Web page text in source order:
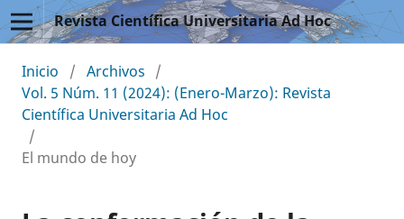
Revista Científica Universitaria Ad Hoc
Inicio / Archivos /
Vol. 5 Núm. 11 (2024): (Enero-Marzo): Revista
Científica Universitaria Ad Hoc
/
El mundo de hoy